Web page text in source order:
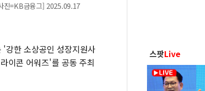
진=KB금융그] 2025.09.17
강한 소상공인 성장지원사
이콘 어워즈'를 공동 주최
스팟Live